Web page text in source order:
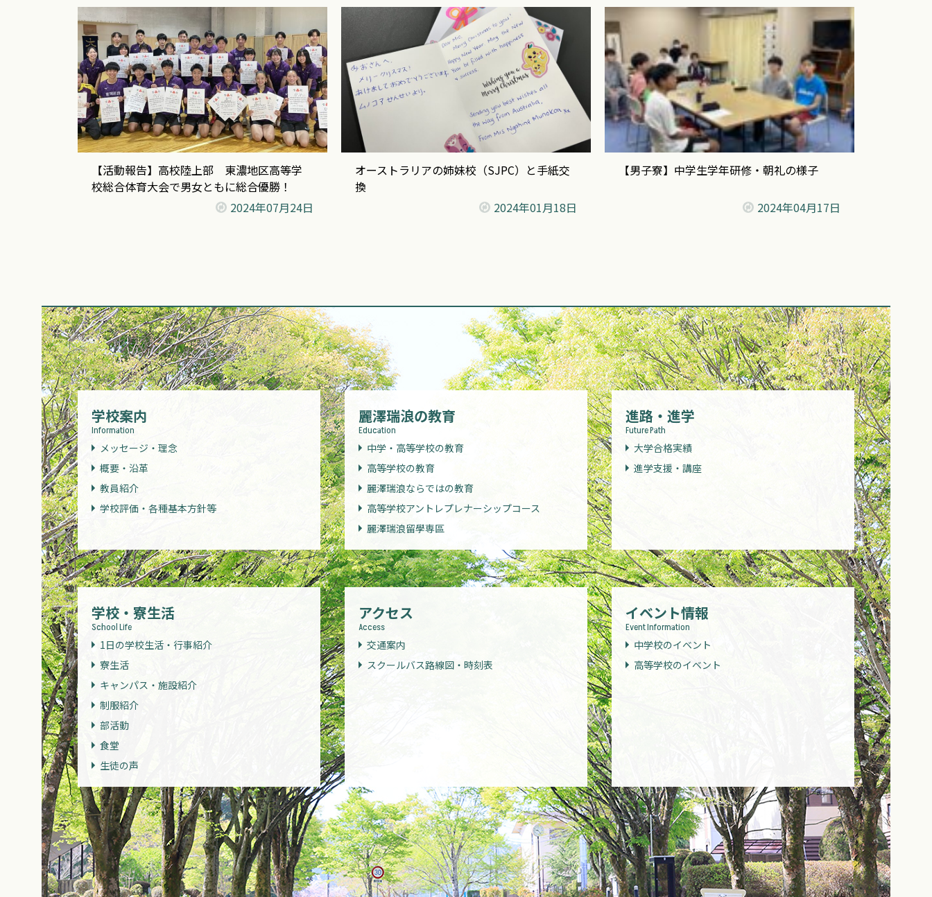
【活動報告】高校陸上部 東濃地区高等学
校総合体育大会で男女ともに総合優勝！
2024年07月24日
オーストラリアの姉妹校（SJPC）と手紙交
換
2024年01月18日
【男子寮】中学生学年研修・朝礼の様子
2024年04月17日
学校案内
Information
メッセージ・理念
概要・沿革
教員紹介
学校評価・各種基本方針等
麗澤瑞浪の教育
Education
中学・高等学校の教育
高等学校の教育
麗澤瑞浪ならではの教育
高等学校アントレプレナーシップコース
麗澤瑞浪留學専區
進路・進学
Future Path
大学合格実績
進学支援・講座
学校・寮生活
School Life
1日の学校生活・行事紹介
寮生活
キャンパス・施設紹介
制服紹介
部活動
食堂
生徒の声
アクセス
Access
交通案内
スクールバス路線図・時刻表
イベント情報
Event Information
中学校のイベント
高等学校のイベント